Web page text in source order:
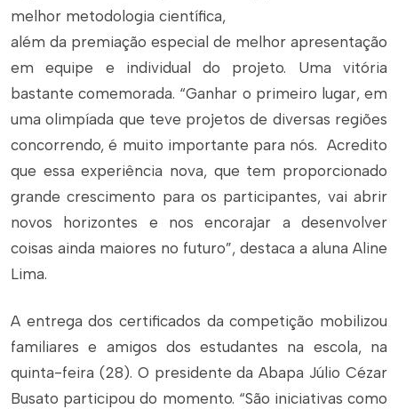
melhor metodologia científica,
além da premiação especial de melhor apresentação
em equipe e individual do projeto. Uma vitória
bastante comemorada. “Ganhar o primeiro lugar, em
uma olimpíada que teve projetos de diversas regiões
concorrendo, é muito importante para nós. Acredito
que essa experiência nova, que tem proporcionado
grande crescimento para os participantes, vai abrir
novos horizontes e nos encorajar a desenvolver
coisas ainda maiores no futuro”, destaca a aluna Aline
Lima.
A entrega dos certificados da competição mobilizou
familiares e amigos dos estudantes na escola, na
quinta-feira (28). O presidente da Abapa Júlio Cézar
Busato participou do momento. “São iniciativas como